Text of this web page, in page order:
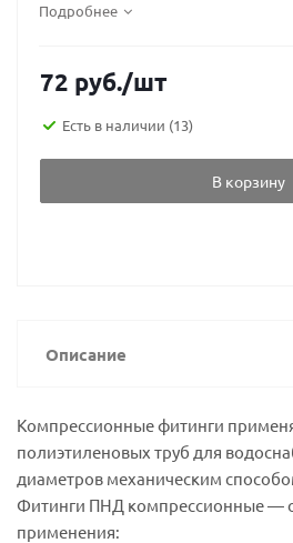
Подробнее
72 руб./шт
Есть в наличии (13)
В корзину
Описание
Компрессионные фитинги
полиэтиленовых труб для
диаметров механическим
Фитинги ПНД компрессионные —
применения: